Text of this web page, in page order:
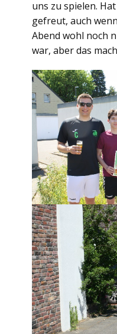
uns zu spielen.
gefreut, auch
Abend wohl noch
war, aber das